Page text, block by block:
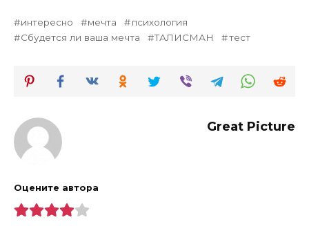
интересно мечта
психология
Сбудется ли ваша мечта
ТАЛИСМАН тест
Great Picture
Оцените автора